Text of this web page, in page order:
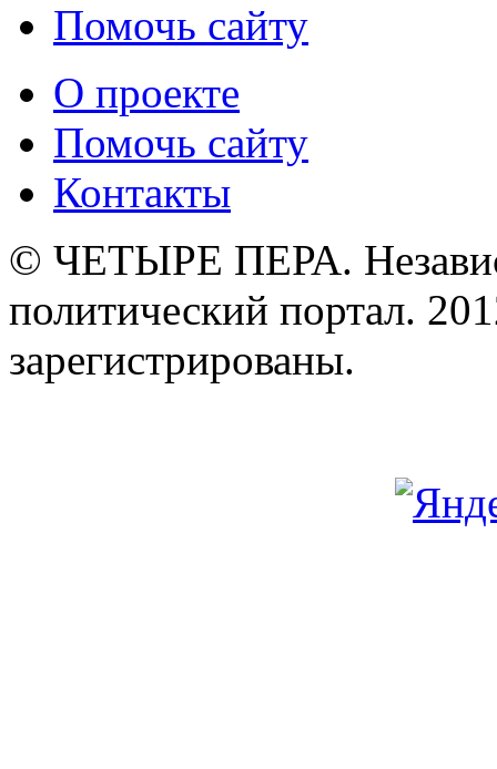
Помочь сайту
О проекте
Помочь сайту
Контакты
© ЧЕТЫРЕ ПЕРА.
политический портал.
зарегистрированы.